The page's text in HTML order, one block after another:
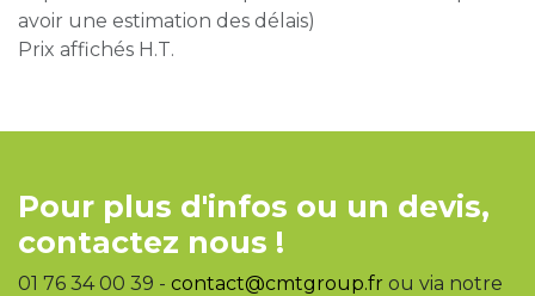
avoir une estimation des délais)
Prix affichés H.T.
Pour plus d'infos ou un devis,
contactez nous !
01 76 34 00 39 - contact@cmtgroup.fr ou via notre